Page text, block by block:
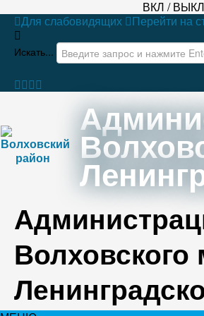
ВКЛ /
Для слабовидящих
Перейти на
Искать...